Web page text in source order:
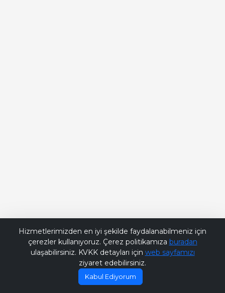
Hizmetlerimizden en iyi şekilde faydalanabilmeniz için
çerezler kullanıyoruz. Çerez politikamıza buradan
ulaşabilirsiniz. KVKK detayları için web sayfamızı
ziyaret edebilirsiniz.
Kabul Ediyorum
Bana Soru Sor | Ask Me